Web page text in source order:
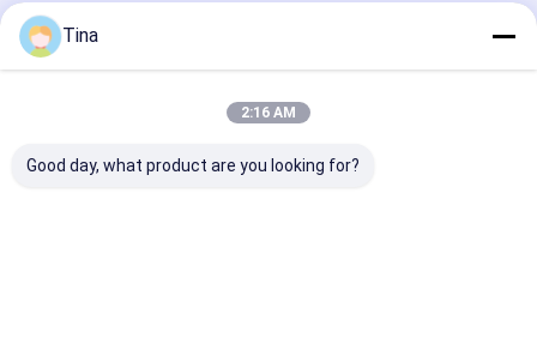
추천된 제품
Tina
2:16 AM
Good day, what product are you looking for?